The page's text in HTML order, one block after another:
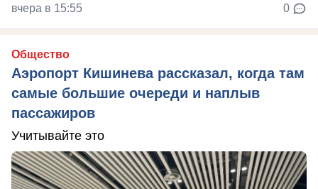
вчера в 15:55 0
Общество
Аэропорт Кишинева рассказал, когда там
самые большие очереди и наплыв
пассажиров
Учитывайте это